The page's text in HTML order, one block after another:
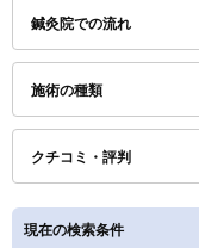
鍼灸院での流れ
施術の種類
クチコミ・評判
現在の検索条件